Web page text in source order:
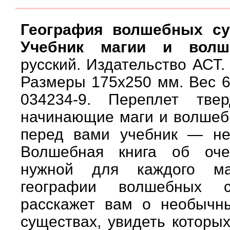
География волшебных
Учебник магии и
русский. Издательство
Размеры 175х250 мм. Вес
034234-9. Переплет
начинающие маги и
перед вами учебник —
Волшебная книга об
нужной для каждого
географии волшебных
расскажет вам о
существах, увидеть